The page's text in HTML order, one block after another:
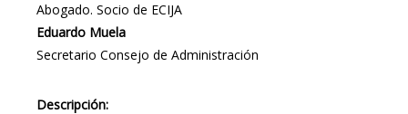
Abogado. Socio de ECIJA
Eduardo Muela
Secretario Consejo de Administración
Descripción: